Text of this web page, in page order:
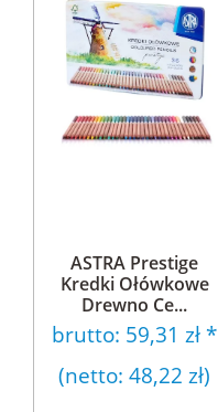
ASTRA Prestige
Kredki Ołówkowe
Drewno Ce...
brutto: 59,31 zł *
(netto: 48,22 zł)